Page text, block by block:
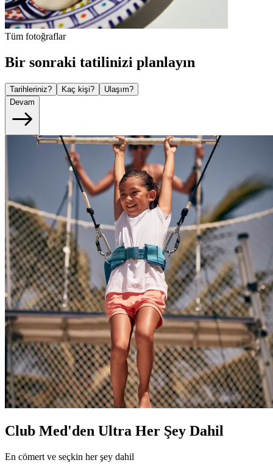
Tüm fotoğraflar
Bir sonraki tatilinizi planlayın
Tarihleriniz? Kaç kişi?
Ulaşım?
Devam
Club Med'den Ultra Her Şey Dahil
En cömert ve seçkin her şey dahil